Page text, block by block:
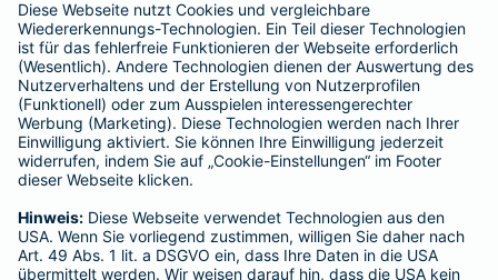
BELIEBTE SEITEN
Kranken-Zusatzversicherung
Tierversicherungen
Haftpflichtversicherung
Hausratversicherung
Adresse ändern
Schaden melden